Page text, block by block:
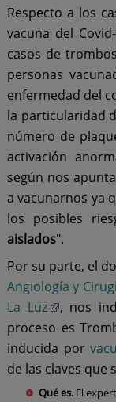
Respecto a los
vacuna del
casos de
personas
enfermedad del
la particularidad
número de
activación
según nos
a vacunarnos ya
los posibles
aislados".
Por su parte, el
Angiología y
La Luz
, nos
proceso es
inducida por
de las claves que
Qué es. El